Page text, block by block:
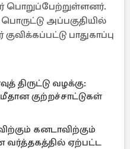
பொறுப்பேற்றுள்ளனர்.
அப்பகுதியில்
பாதுகாப்பு
திருட்டு வழக்கு:
குற்றச்சாட்டுகள்
கனடாவிற்கும்
வர்த்தகத்தில் ஏற்பட்ட